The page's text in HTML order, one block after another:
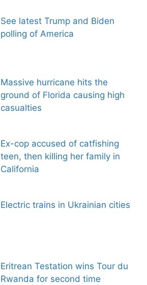
See latest Trump and Biden
polling of America
Massive hurricane hits the
ground of Florida causing high
casualties
Ex-cop accused of catfishing
teen, then killing her family in
California
Electric trains in Ukrainian cities
Eritrean Testation wins Tour du
Rwanda for second time